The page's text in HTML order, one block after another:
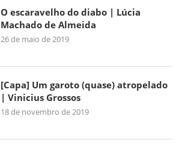
O escaravelho do diabo | Lúcia
Machado de Almeida
26 de maio de 2019
[Capa] Um garoto (quase) atropelado
| Vinicius Grossos
18 de novembro de 2019